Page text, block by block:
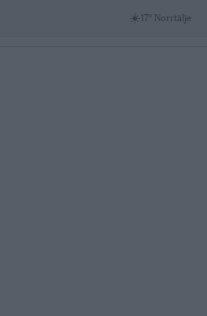
☀️ 17° Norrtälje